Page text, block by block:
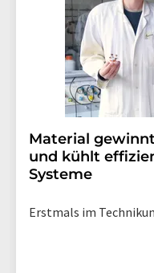
Material
und kühlt
Systeme
Erstmals im